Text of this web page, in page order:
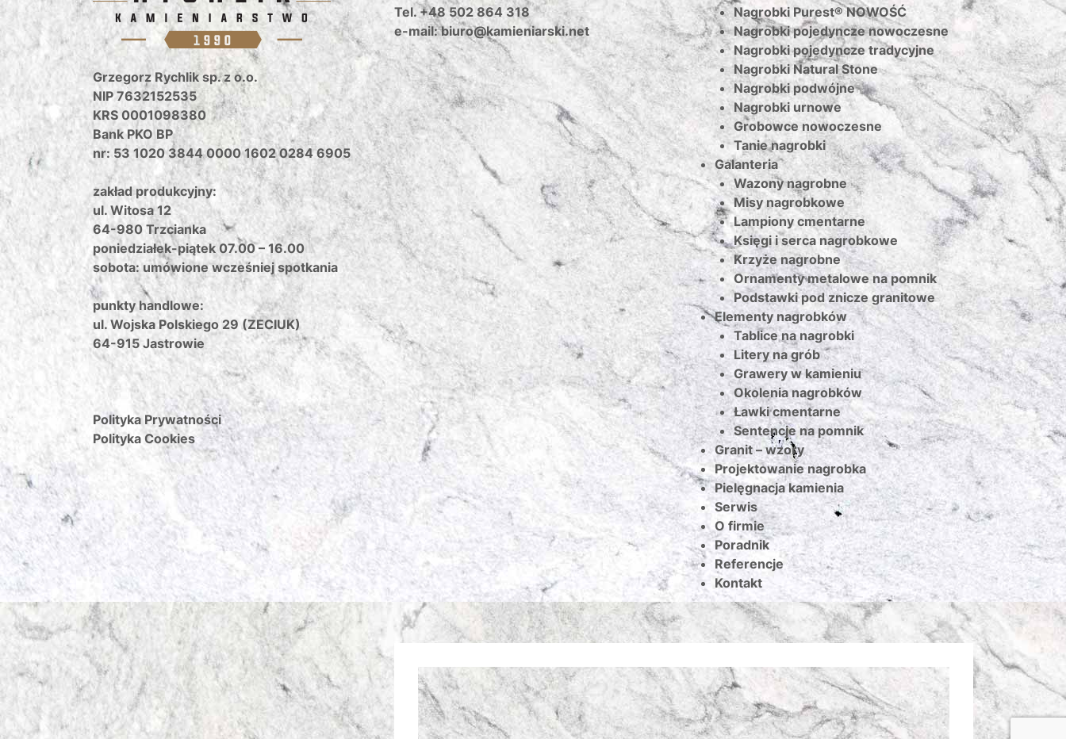
Grzegorz Rychlik sp. z o.o.
NIP 7632152535
KRS 0001098380
Bank PKO BP
nr: 53 1020 3844 0000 1602 0284 6905
zakład produkcyjny:
ul. Witosa 12
64-980 Trzcianka
poniedziałek-piątek 07.00 – 16.00
sobota: umówione wcześniej spotkania
punkty handlowe:
ul. Wojska Polskiego 29 (ZECIUK)
64-915 Jastrowie
Polityka Prywatności
Polityka Cookies
Tel. +48 502 864 318
e-mail: biuro@kamieniarski.net
Nagrobki Purest® NOWOŚĆ
Nagrobki pojedyncze nowoczesne
Nagrobki pojedyncze tradycyjne
Nagrobki Natural Stone
Nagrobki podwójne
Nagrobki urnowe
Grobowce nowoczesne
Tanie nagrobki
Galanteria
Wazony nagrobne
Misy nagrobkowe
Lampiony cmentarne
Księgi i serca nagrobkowe
Krzyże nagrobne
Ornamenty metalowe na pomnik
Podstawki pod znicze granitowe
Elementy nagrobków
Tablice na nagrobki
Litery na grób
Grawery w kamieniu
Okolenia nagrobków
Ławki cmentarne
Sentencje na pomnik
Granit – wzory
Projektowanie nagrobka
Pielęgnacja kamienia
Serwis
O firmie
Poradnik
Referencje
Kontakt